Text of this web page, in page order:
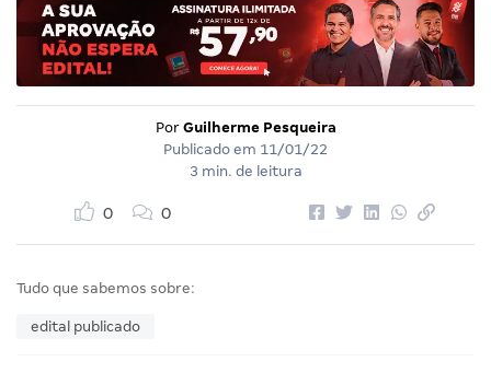
Por Guilherme Pesqueira
Publicado em 11/01/22
3 min. de leitura
0 0
Tudo que sabemos sobre:
edital publicado